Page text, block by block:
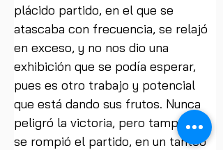
plácido partido, en el que se
atascaba con frecuencia, se relajó
en exceso, y no nos dio una
exhibición que se podía esperar,
pues es otro trabajo y potencial
que está dando sus frutos. Nunca
peligró la victoria, pero tampoco
se rompió el partido, en un tanteo